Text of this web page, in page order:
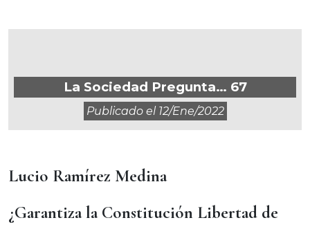
La Sociedad Pregunta… 67
Publicado el 12/ene/2022
Lucio Ramírez Medina
¿Garantiza la Constitución Libertad de